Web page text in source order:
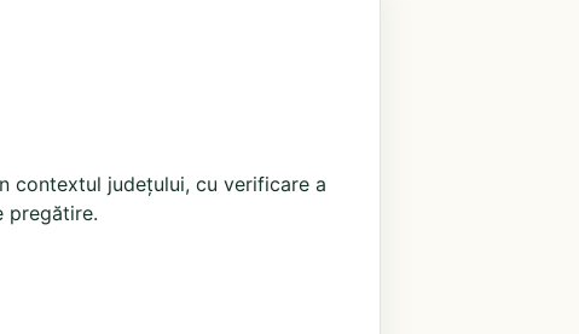
contextul județului, cu verificare a
pregătire.